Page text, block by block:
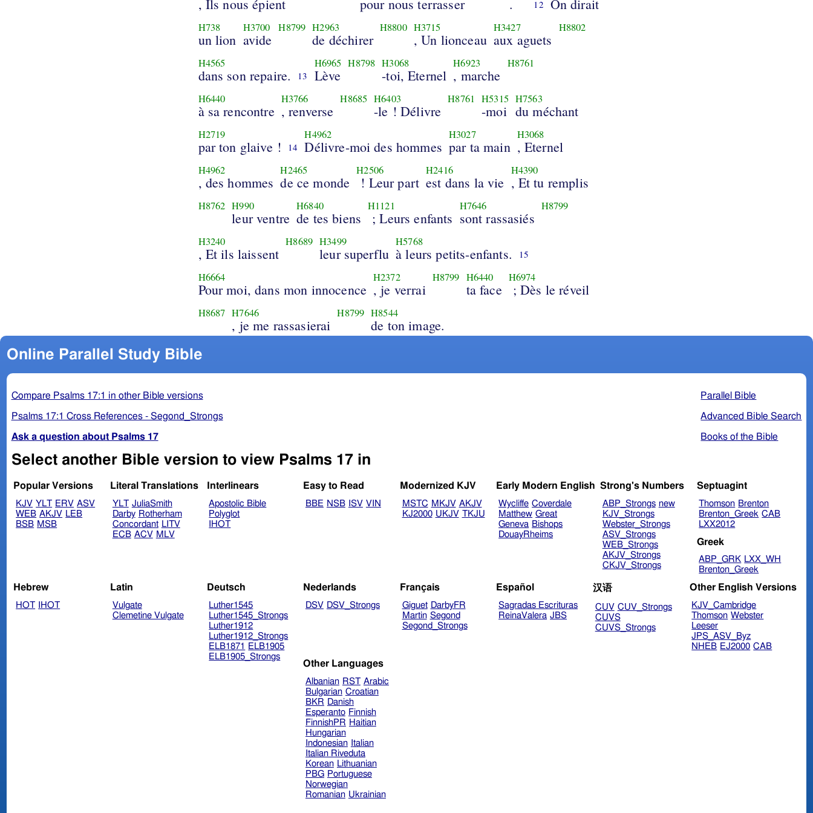
, Ils nous épient pour nous terrasser . 12 On dirait
H738
un lion
H3700
avide
H8799 H2963
de déchirer
H8800 H3715
, Un lionceau
H3427
aux aguets
H8802
H4565
dans son repaire. 13
H6965
Lève
H8798 H3068
-toi, Eternel
H6923
, marche
H8761
H6440
à sa rencontre
H3766
, renverse
H8685 H6403
-le ! Délivre
H8761 H5315
-moi
H7563
du méchant
H2719
par ton glaive ! 14
H4962
Délivre-moi des hommes
H3027
par ta main
H3068
, Eternel
H4962
, des hommes
H2465
de ce monde
H2506
! Leur part
H2416
est dans la vie
H4390
, Et tu remplis
H8762 H990
leur ventre
H6840
de tes biens
H1121
; Leurs enfants
H7646
sont rassasiés
H8799
H3240
, Et ils laissent
H8689 H3499
leur superflu
H5768
à leurs petits-enfants. 15
H6664
Pour moi, dans mon innocence
H2372
, je verrai
H8799 H6440
ta face
H6974
; Dès le réveil
H8687 H7646
, je me rassasierai
H8799 H8544
de ton image.
Online Parallel Study Bible
Parallel Bible
Advanced Bible Search
Books of the Bible
Compare Psalms 17:1 in other Bible versions
Psalms 17:1 Cross References - Segond_Strongs
Ask a question about Psalms 17
Select another Bible version to view Psalms 17 in
Popular Versions
KJV YLT ERV ASV
WEB AKJV LEB
BSB MSB
Literal Translations
YLT JuliaSmith
Darby Rotherham
Concordant LITV
ECB ACV MLV
Interlinears
Apostolic Bible
Polyglot
IHOT
Easy to Read
BBE NSB ISV VIN
Modernized KJV
MSTC MKJV AKJV
KJ2000 UKJV TKJU
Early Modern English
Wycliffe Coverdale
Matthew Great
Geneva Bishops
DouayRheims
Strong's Numbers
ABP_Strongs new
KJV_Strongs
Webster_Strongs
ASV_Strongs
WEB_Strongs
AKJV_Strongs
CKJV_Strongs
Septuagint
Thomson Brenton
Brenton_Greek CAB
LXX2012
Greek
ABP_GRK LXX_WH
Brenton_Greek
Hebrew
HOT IHOT
Latin
Vulgate
Clemetine Vulgate
Deutsch
Luther1545
Luther1545_Strongs
Luther1912
Luther1912_Strongs
ELB1871
ELB1905
ELB1905_Strongs
Nederlands
DSV DSV_Strongs
Français
Giguet DarbyFR
Martin Segond
Segond_Strongs
Español
Sagradas Escrituras
ReinaValera JBS
汉语
CUV CUV_Strongs
CUVS
CUVS_Strongs
Other English Versions
KJV_Cambridge
Thomson Webster
Leeser
JPS_ASV_Byz
NHEB EJ2000 CAB
Other Languages
Albanian RST Arabic
Bulgarian Croatian
BKR Danish
Esperanto Finnish
FinnishPR Haitian
Hungarian
Indonesian
Italian
Italian Riveduta
Korean Lithuanian
PBG Portuguese
Norwegian
Romanian Ukrainian